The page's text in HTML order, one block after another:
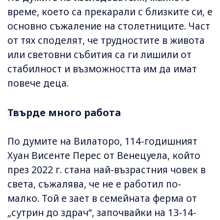
време, което са прекарали с близките си, е
основно съжаление на столетниците. Част
от тях споделят, че трудностите в живота
или световни събития са ги лишили от
стабилност и възможността им да имат
повече деца.
Твърде много работа
По думите на Вилаторо, 114-годишният
Хуан Висенте Перес от Венецуела, който
през 2022 г. стана най-възрастния човек в
света, съжалява, че не е работил по-
малко. Той е зает в семейната ферма от
„сутрин до здрач“, започвайки на 13-14-